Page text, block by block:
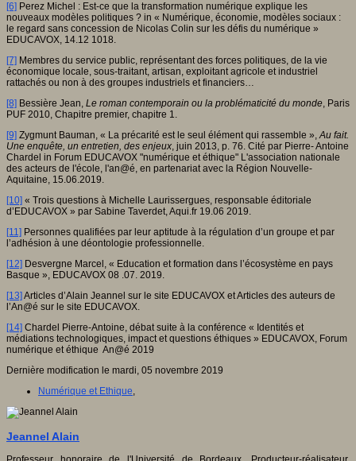
[6] Perez Michel : Est-ce que la transformation numérique explique les
nouveaux modèles politiques ? in « Numérique, économie, modèles sociaux :
le regard sans concession de Nicolas Colin sur les défis du numérique »
EDUCAVOX, 14.12 1018.
[7] Membres du service public, représentant des forces politiques, de la vie
économique locale, sous-traitant, artisan, exploitant agricole et industriel
rattachés ou non à des groupes industriels et financiers…
[8] Bessière Jean, Le roman contemporain ou la problématicité du monde, Paris
PUF 2010, Chapitre premier, chapitre 1.
[9] Zygmunt Bauman, « La précarité est le seul élément qui rassemble »,Au fait.
Une enquête, un entretien, des enjeux, juin 2013, p. 76. Cité par Pierre- Antoine
Chardel in Forum EDUCAVOX "numérique et éthique" L'association nationale
des acteurs de l'école, l'an@é, en partenariat avec la Région Nouvelle-
Aquitaine, 15.06.2019.
[10] « Trois questions à Michelle Laurissergues, responsable éditoriale
d’EDUCAVOX » par Sabine Taverdet, Aqui.fr 19.06 2019.
[11] Personnes qualifiées par leur aptitude à la régulation d’un groupe et par
l’adhésion à une déontologie professionnelle.
[12] Desvergne Marcel, « Education et formation dans l’écosystème en pays
Basque », EDUCAVOX 08 .07. 2019.
[13] Articles d’Alain Jeannel sur le site EDUCAVOX et Articles des auteurs de
l’An@é sur le site EDUCAVOX.
[14] Chardel Pierre-Antoine, débat suite à la conférence « Identités et
médiations technologiques, impact et questions éthiques » EDUCAVOX, Forum
numérique et éthique An@é 2019
Dernière modification le mardi, 05 novembre 2019
Numérique et Ethique,
Jeannel Alain